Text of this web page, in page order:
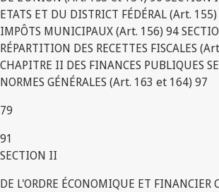
ETATS ET DU DISTRICT FÉDÉRAL (Art. 155)
IMPÔTS MUNICIPAUX (Art. 156) 94
RÉPARTITION DES RECETTES FISCALES
CHAPITRE II DES FINANCES PUBLIQUES
NORMES GÉNÉRALES (Art. 163 et 164) 97
79
91
SECTION II
DE L'ORDRE ÉCONOMIQUE ET FINANCIER